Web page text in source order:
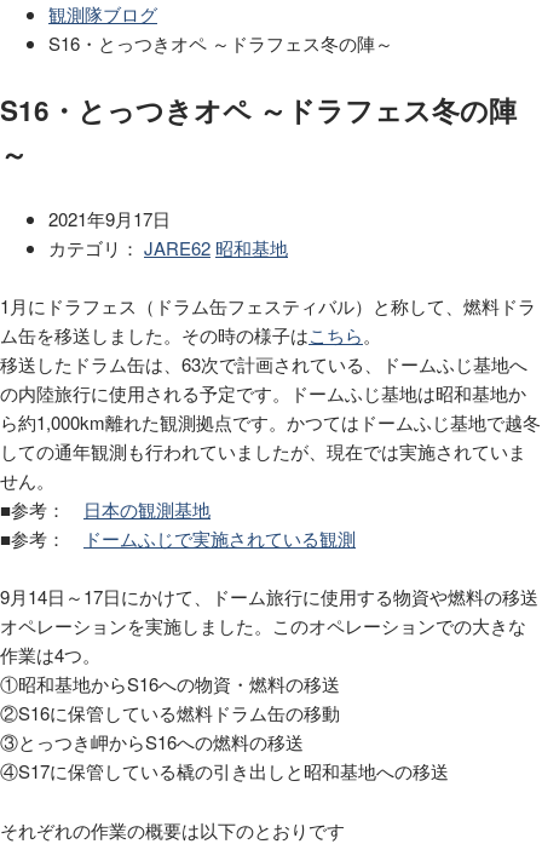
観測隊ブログ
S16・とっつきオペ ～ドラフェス冬の陣～
S16・とっつきオペ ～ドラフェス冬の陣
～
2021年9月17日
カテゴリ： JARE62 昭和基地
1月にドラフェス（ドラム缶フェスティバル）と称して、燃料ドラ
ム缶を移送しました。その時の様子はこちら。
移送したドラム缶は、 63次で計画されている、ドームふじ基地へ
の内陸旅行に使用される予定です。ドームふじ基地は昭和基地か
ら約1,000km離れた観測拠点です。かつてはドームふじ基地で越冬
しての通年観測も行われていましたが、現在では実施されていま
せん。
■参考： 日本の観測基地
■参考：
ドームふじで実施されている観測
9月14日～17日にかけて、ドーム旅行に使用する物資や燃料の移送
オペレーションを実施しました。このオペレーションでの大きな
作業は4つ。
①昭和基地からS16への物資・燃料の移送
②S16に保管している燃料ドラム缶の移動
③とっつき岬からS16への燃料の移送
④S17に保管している橇の引き出しと昭和基地への移送
それぞれの作業の概要は以下のとおりです